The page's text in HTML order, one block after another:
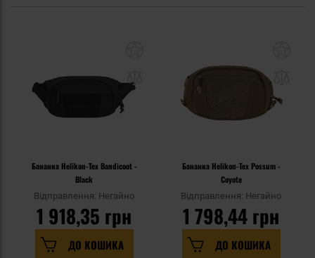
Бананка Helikon-Tex Bandicoot -
Black
Відправлення: Негайно
1 918,35 грн
ДО КОШИКА
Бананка Helikon-Tex Possum -
Coyote
Відправлення: Негайно
1 798,44 грн
ДО КОШИКА